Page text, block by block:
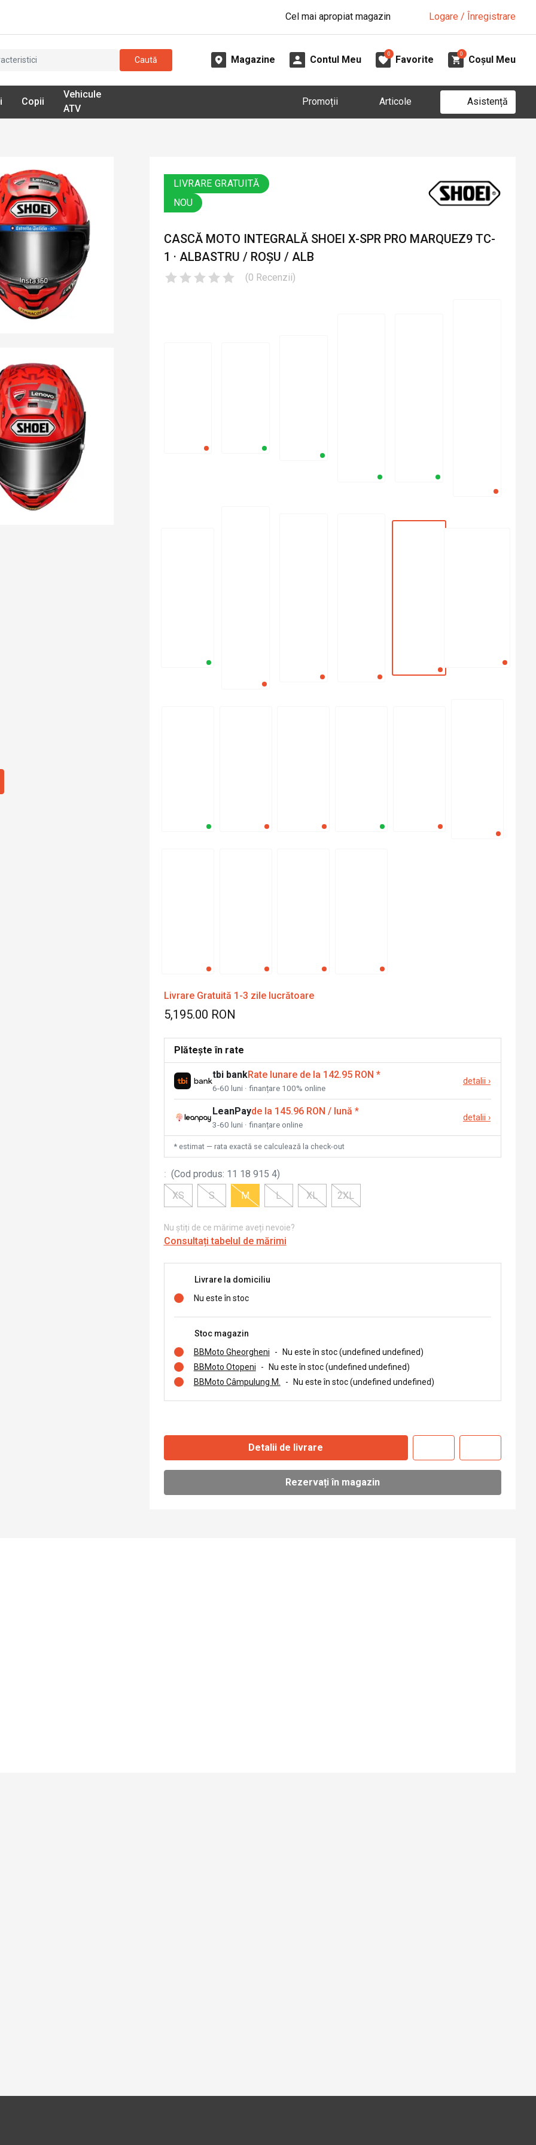
Cel mai apropiat magazin Logare / Înregistrare
Caută Magazine Contul Meu
0
Favorite
0
Coșul Meu
Copii
Vehicule
ATV
Promoții Articole Asistență
LIVRARE GRATUITĂ
NOU
CASCĂ MOTO INTEGRALĂ SHOEI X-SPR PRO MARQUEZ9 TC-
1 · ALBASTRU / ROȘU / ALB
(0 Recenzii)
Livrare Gratuită 1-3 zile lucrătoare
5,195.00 RON
Plătește în rate
tbi bankRate lunare de la 142.95 RON *
6-60 luni · finanțare 100% online
detalii ›
LeanPayde la 145.96 RON / lună *
3-60 luni · finanțare online
detalii ›
* estimat — rata exactă se calculează la check-out
: (Cod produs: 11 18 915 4)
XS
S M L XL 2XL
Nu știți de ce mărime aveți nevoie?
Consultați tabelul de mărimi
Livrare la domiciliu
Nu este în stoc
Stoc magazin
BBMoto Gheorgheni
-
Nu este în stoc (undefined undefined)
BBMoto Otopeni
-
Nu este în stoc (undefined undefined)
BBMoto Câmpulung M.
- Nu este în stoc (undefined undefined)
Detalii de livrare
Rezervați în magazin